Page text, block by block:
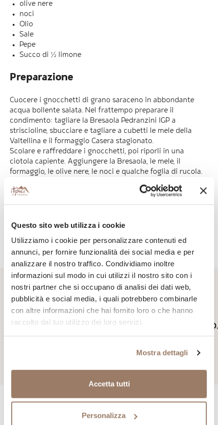
Questo sito web utilizza i cookie
Utilizziamo i cookie per personalizzare contenuti ed
annunci, per fornire funzionalità dei social media e per
analizzare il nostro traffico. Condividiamo inoltre
informazioni sul modo in cui utilizzi il nostro sito con i
nostri partner che si occupano di analisi dei dati web,
pubblicità e social media, i quali potrebbero combinarle
con altre informazioni che hai fornito loro o che hanno
raccolto dal tuo utilizzo dei loro servizi.
Mostra dettagli
Accetta tutti
Personalizza
olive nere
noci
Olio
Sale
Pepe
Succo di ½ limone
Preparazione
Cuocere i gnocchetti di grano saraceno in abbondante
acqua bollente salata. Nel frattempo preparare il
condimento: tagliare la Bresaola Pedranzini IGP a
striscioline, sbucciare e tagliare a cubetti le mele della
Valtellina e il formaggio Casera stagionato.
Scolare e raffreddare i gnocchetti, poi riporli in una
ciotola capiente. Aggiungere la Bresaola, le mele, il
formaggio, le olive nere, le noci e qualche foglia di rucola.
Condire con olio, sale, pepe e il succo di limone e
amalgamare bene il tutto.
Acquista online i prodotti tipici
valtellinesi per questa ricetta
SENZA GLUTINE
Bresaola della Valtellina I.G.P.
SENZA GLUTINE
Formaggio Casera
Stagionato
Scopri altre ricette tipiche con gli stessi